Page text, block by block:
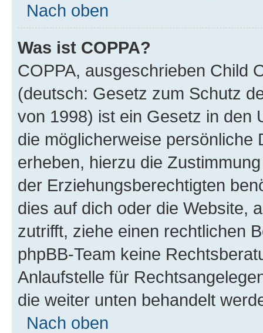
Nach oben
Was ist COPPA?
COPPA, ausgeschrieben Child
(deutsch: Gesetz zum Schutz
von 1998) ist ein Gesetz in den
die möglicherweise persönliche
erheben, hierzu die
der Erziehungsberechtigten
dies auf dich oder die Website,
zutrifft, ziehe einen rechtlichen
phpBB-Team keine
Anlaufstelle für
die weiter unten behandelt
Nach oben